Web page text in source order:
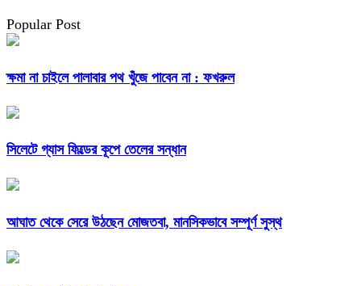
Popular Post
ক্ষমা না চাইলে পালাবার পথ খুঁজে পাবেন না : ফখরুল
সিলেটে গ্যাস ফিল্ডের কূপে তেলের সন্ধান
আঘাত থেকে সেরে উঠছেন মোজতবা, মানসিকভাবে সম্পূর্ণ সুস্থ